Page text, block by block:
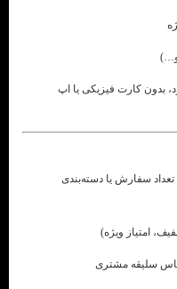
بدون کارت فیزیکی یا اپ
تعداد سفارش یا دسته‌بندی
امتیاز ویژه)
سلیقه مشتری